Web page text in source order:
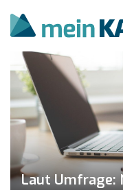
Laut Umfrage: